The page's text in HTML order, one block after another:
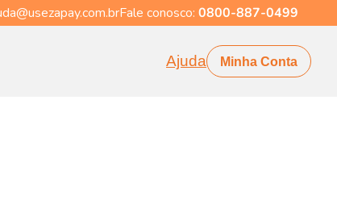
Fale conosco: 0800-887-0499
Ajuda Minha Conta